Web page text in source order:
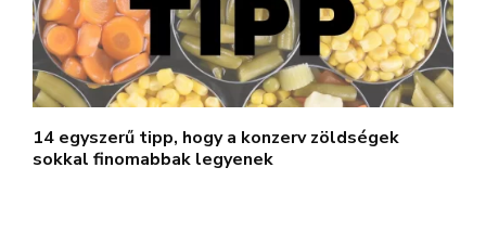
14 egyszerű tipp, hogy a konzerv zöldségek
sokkal finomabbak legyenek